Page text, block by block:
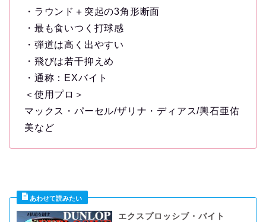
・ラウンド＋突起の3角形断面
・最も食いつく打球感
・弾道は高く出やすい
・飛びは若干抑えめ
・通称：EXバイト
＜使用プロ＞
マックス・パーセル/ザリナ・ディアス/輿石亜佑
美など
エクスプロッシブ・バイト